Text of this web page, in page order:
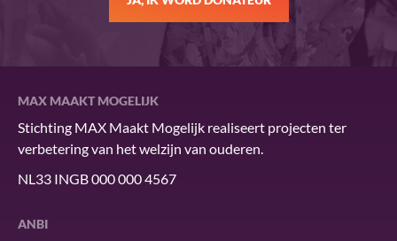
MAX MAAKT MOGELIJK
Stichting MAX Maakt Mogelijk realiseert projecten ter
verbetering van het welzijn van ouderen.
NL33 INGB 000 000 4567
ANBI